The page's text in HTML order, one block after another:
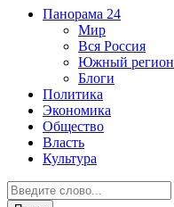
Панорама 24
Мир
Вся Россия
Южный регион
Блоги
Политика
Экономика
Общество
Власть
Культура